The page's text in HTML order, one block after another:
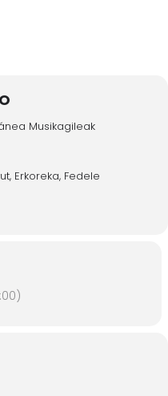
Musikagileak
Erkoreka, Fedele